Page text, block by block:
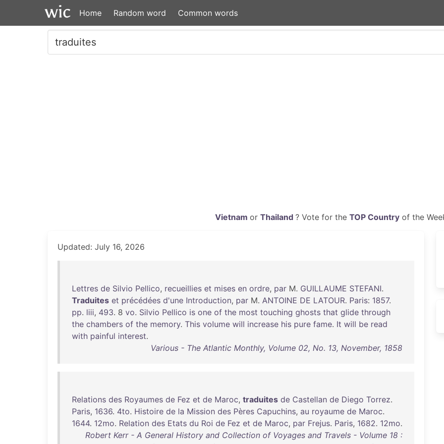
Home Random word Common words
Vietnam or Thailand ? Vote for the TOP Countryof the
Updated: July 16, 2026
Lettres de Silvio Pellico, recueillies et mises en ordre, par M. GUILLAUME STEFANI.
Traduites et précédées d'une Introduction, par M. ANTOINE DE LATOUR. Paris: 1857.
pp. liii, 493. 8 vo. Silvio Pellico is one of the most touching ghosts that glide through
the chambers of the memory. This volume will increase his pure fame. It will be read
with painful interest.
Various - The Atlantic Monthly, Volume 02, No. 13, November, 1858
Relations des Royaumes de Fez et de Maroc, traduites de Castellan de Diego Torrez.
Paris, 1636. 4to. Histoire de la Mission des Pères Capuchins, au royaume de Maroc.
1644. 12mo. Relation des Etats du Roi de Fez et de Maroc, par Frejus. Paris, 1682. 12mo.
Robert Kerr - A General History and Collection of Voyages and Travels - Volume 18 :